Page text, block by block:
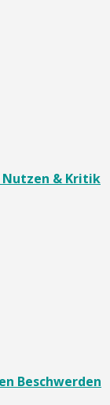
Nutzen & Kritik
Beschwerden